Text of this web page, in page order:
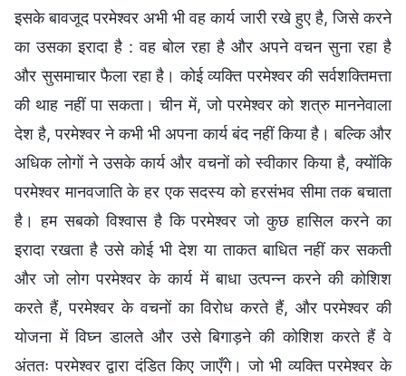
इसके बावजूद परमेश्वर अभी भी वह कार्य जारी रखे हुए है, जिसे करने
का उसका इरादा है : वह बोल रहा है और अपने वचन सुना रहा है
और सुसमाचार फैला रहा है। कोई व्यक्ति परमेश्वर की सर्वशक्तिमत्ता
की थाह नहीं पा सकता। चीन में, जो परमेश्वर को शत्रु माननेवाला
देश है, परमेश्वर ने कभी भी अपना कार्य बंद नहीं किया है। बल्कि और
अधिक लोगों ने उसके कार्य और वचनों को स्वीकार किया है, क्योंकि
परमेश्वर मानवजाति के हर एक सदस्य को हरसंभव सीमा तक बचाता
है। हम सबको विश्वास है कि परमेश्वर जो कुछ हासिल करने का
इरादा रखता है उसे कोई भी देश या ताकत बाधित नहीं कर सकती
और जो लोग परमेश्वर के कार्य में बाधा उत्पन्न करने की कोशिश
करते हैं, परमेश्वर के वचनों का विरोध करते हैं, और परमेश्वर की
योजना में विघ्न डालते और उसे बिगाड़ने की कोशिश करते हैं वे
अंततः परमेश्वर द्वारा दंडित किए जाएँगे। जो भी व्यक्ति परमेश्वर के